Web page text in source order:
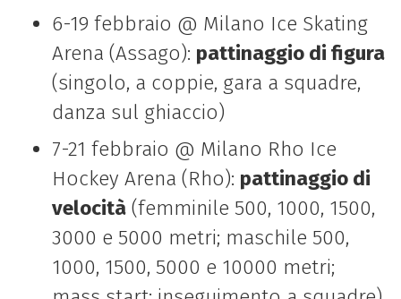
6-19 febbraio @ Milano Ice Skating
Arena (Assago): pattinaggio di figura
(singolo, a coppie, gara a squadre,
danza sul ghiaccio)
7-21 febbraio @ Milano Rho Ice
Hockey Arena (Rho): pattinaggio di
velocità(femminile 500, 1000, 1500,
3000 e 5000 metri; maschile 500,
1000, 1500, 5000 e 10000 metri;